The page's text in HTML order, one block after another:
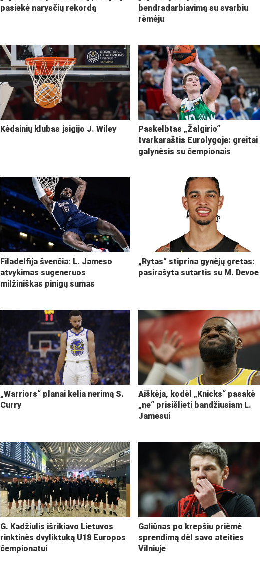
pasiekė narysčių rekordą
bendradarbiavimą su svarbiu
rėmėju
Kėdainių klubas įsigijo J. Wiley
Paskelbtas „Žalgirio“
tvarkaraštis Eurolygoje: greitai
galynėsis su čempionais
Filadelfija švenčia: L. Jameso
atvykimas sugeneruos
milžiniškas pinigų sumas
„Rytas“ stiprina gynėjų gretas:
pasirašyta sutartis su M. Devoe
„Warriors“ planai kelia nerimą S.
Curry
Aiškėja, kodėl „Knicks“ pasakė
„ne“ prisišlieti bandžiusiam L.
Jamesui
G. Kadžiulis išrikiavo Lietuvos
rinktinės dvyliktuką U18 Europos
čempionatui
Galiūnas po krepšiu priėmė
sprendimą dėl savo ateities
Vilniuje